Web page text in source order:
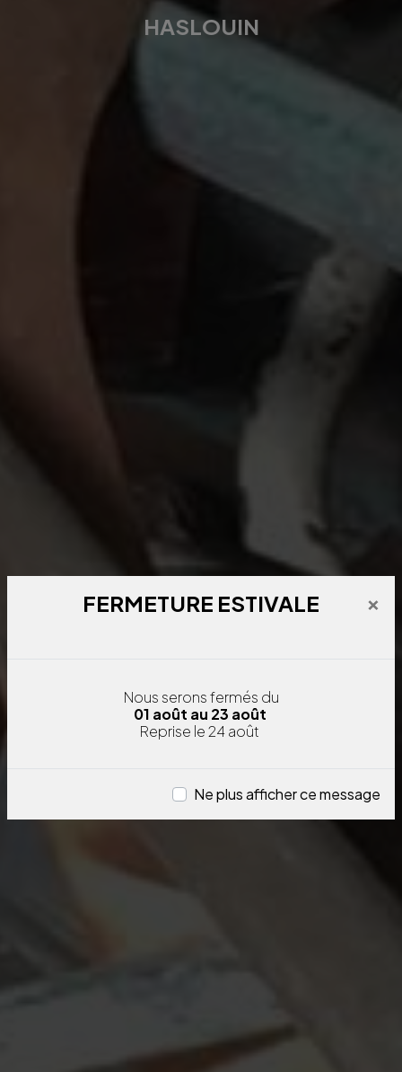
FERMETURE ESTIVALE ×
Nous serons fermés du
01 août au 23 août
Reprise le 24 août
Ne plus afficher ce message
HASLOUIN